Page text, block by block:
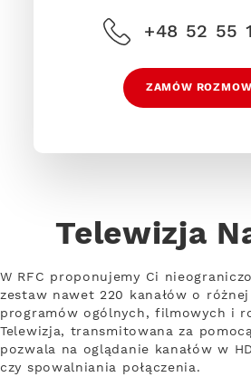
+48 52 55
ZAMÓW
Telewizja
W RFC proponujemy Ci
zestaw nawet 220 kanałów o
programów ogólnych, filmowych i
Telewizja, transmitowana za
pozwala na oglądanie kanałów w
czy spowalniania połączenia.